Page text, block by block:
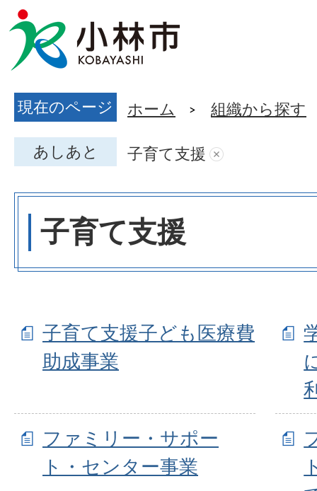
現在のページ ホーム 組織から探す
あしあと 子育て支援
子育て支援
子育て支援子ども医療費
助成事業
ファミリー・サポー
ト・センター事業